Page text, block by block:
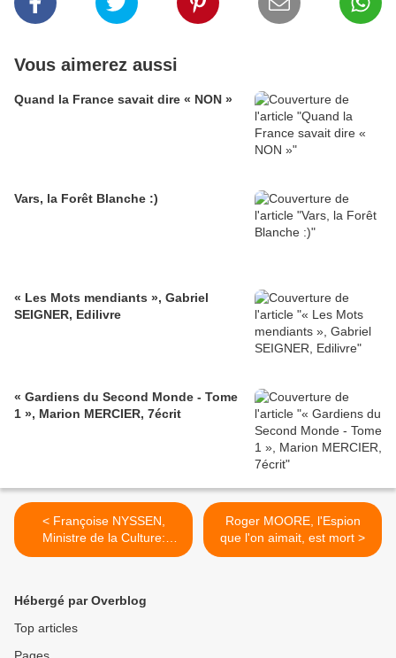
Vous aimerez aussi
Quand la France savait dire « NON »
Vars, la Forêt Blanche :)
« Les Mots mendiants », Gabriel
SEIGNER, Edilivre
« Gardiens du Second Monde - Tome
1 », Marion MERCIER, 7écrit
< Françoise NYSSEN,
Ministre de la Culture:
l'Anthroposophie au
Roger MOORE, l'Espion
que l'on aimait, est mort >
Hébergé par Overblog
Top articles